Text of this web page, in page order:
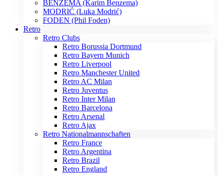
BENZEMA (Karim Benzema)
MODRIĆ (Luka Modrić)
FODEN (Phil Foden)
Retro
Retro Clubs
Retro Borussia Dortmund
Retro Bayern Munich
Retro Liverpool
Retro Manchester United
Retro AC Milan
Retro Juventus
Retro Inter Milan
Retro Barcelona
Retro Arsenal
Retro Ajax
Retro Nationalmannschaften
Retro France
Retro Argentina
Retro Brazil
Retro England